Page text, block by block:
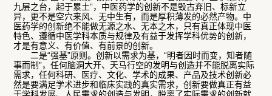
九层之台，起于累土”，中医药学的创新不是毁古弃旧、标新立
异，更不是空穴来风、无中生有，而是厚积薄发的必然产物。中
医药学的创新绝不能做无源之水、无本之木，只有真正体现中医
特色、遵循中医学科本质与规律及有益于发挥学科优势的创新，
才是有意义、有价值、有前景的创新。
二是“强基”原则。创新以需求为基，“明者因时而变，知者随
事而制”，任何脑洞大开、天马行空的发明与创造并不能脱离实际
需求，任何科研、医疗、文化、学术的成果、产品及技术创新必
然是要满足学术进步和临床实践的真实需求，创新要做真正有益
于学科发展、人民需求的创造与发明，脱离了实际需求的创新就